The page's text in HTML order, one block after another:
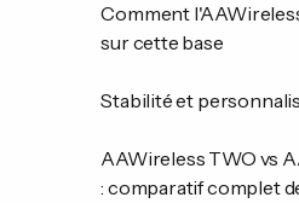
Comment
sur cette base
Stabilité et
AAWireless TWO vs
: comparatif complet